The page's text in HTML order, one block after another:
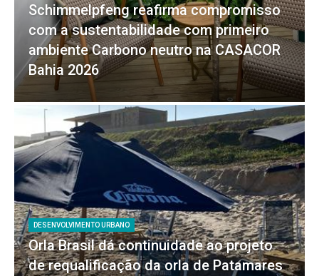
Schimmelpfeng reafirma compromisso
com a sustentabilidade com primeiro
ambiente Carbono neutro na CASACOR
Bahia 2026
DESENVOLVIMENTO URBANO
Orla Brasil dá continuidade ao projeto
de requalificação da orla de Patamares